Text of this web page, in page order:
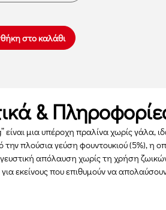
στο καλάθι
&
είναι μια υπέροχη πραλίνα χωρίς γάλα,
την πλούσια γεύση φουντουκιού (5%), η
απόλαυση χωρίς τη χρήση
εκείνους που επιθυμούν να